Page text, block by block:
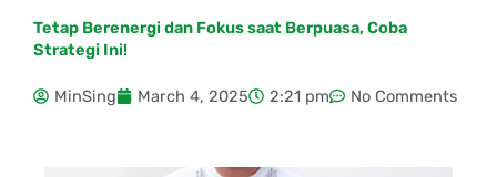
Tetap Berenergi dan Fokus saat Berpuasa, Coba
Strategi Ini!
MinSing March 4, 2025 2:21 pm No Comments